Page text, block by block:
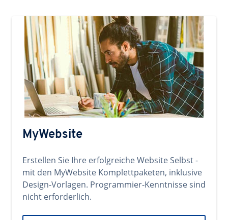
MyWebsite
Erstellen Sie Ihre erfolgreiche Website Selbst -
mit den MyWebsite Komplettpaketen, inklusive
Design-Vorlagen. Programmier-Kenntnisse sind
nicht erforderlich.